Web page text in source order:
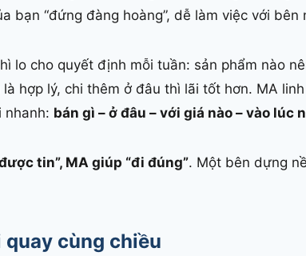
bạn “đứng đàng hoàng”, dễ làm việc với bên
lo cho quyết định mỗi tuần: sản phẩm nào
hợp lý, chi thêm ở đâu thì lãi tốt hơn. MA
nhanh: bán gì – ở đâu – với giá nào – vào lúc
tin”, MA giúp “đi đúng”. Một bên dựng
quay cùng chiều